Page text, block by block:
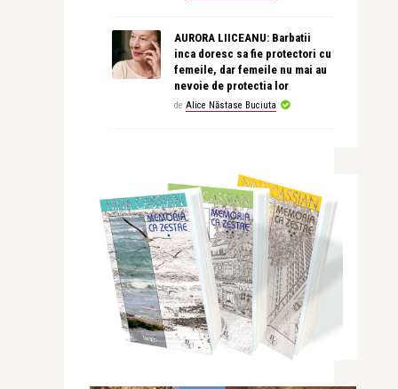
AURORA LIICEANU: Barbatii
inca doresc sa fie protectori cu
femeile, dar femeile nu mai au
nevoie de protectia lor
de Alice Năstase Buciuta